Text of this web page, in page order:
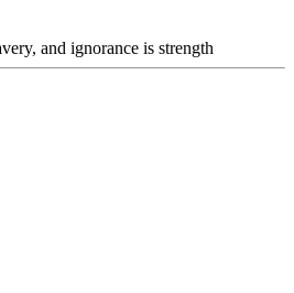
and ignorance is strength